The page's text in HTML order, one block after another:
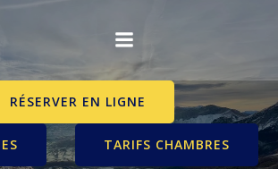
contenu
RÉSERVER EN LIGNE
TARIFS CHAMBRES